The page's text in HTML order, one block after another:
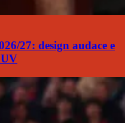
27: design audace e